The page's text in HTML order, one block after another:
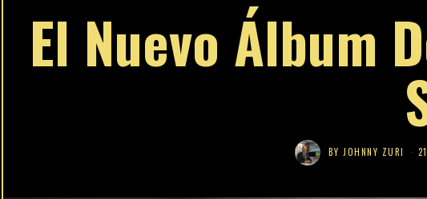
El Nuevo Álbum
BY JOHNNY ZURI